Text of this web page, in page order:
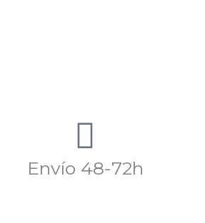
Envío 48-72h